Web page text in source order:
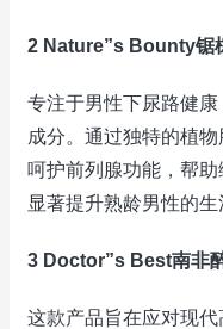
2 Nature”s Bounty锯
专注于男性下尿路健
成分。通过独特的植
呵护前列腺功能，帮
显著提升熟龄男性的生
3 Doctor”s Best南非
这款产品旨在应对现代